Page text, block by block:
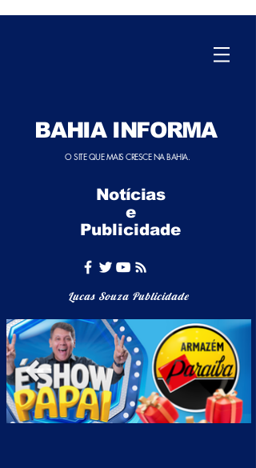
BAHIA INFORMA
O SITE QUE MAIS CRESCE NA BAHIA.
Notícias
e
Publicidade
Lucas Souza Publicidade